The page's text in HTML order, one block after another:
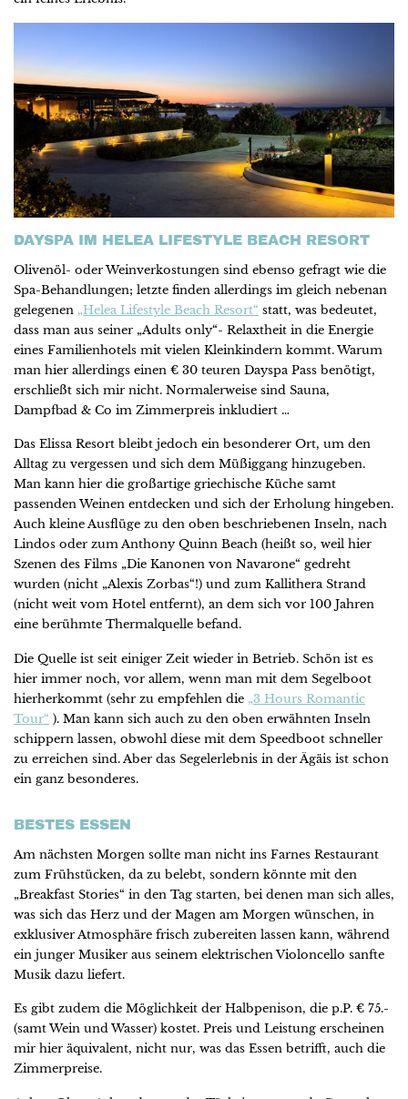
DAYSPA IM HELEA LIFESTYLE BEACH RESORT
Olivenöl- oder Weinverkostungen sind ebenso gefragt wie die
Spa-Behandlungen; letzte finden allerdings im gleich nebenan
gelegenen „Helea Lifestyle Beach Resort“ statt, was bedeutet,
dass man aus seiner „Adults only“- Relaxtheit in die Energie
eines Familienhotels mit vielen Kleinkindern kommt. Warum
man hier allerdings einen € 30 teuren Dayspa Pass benötigt,
erschließt sich mir nicht. Normalerweise sind Sauna,
Dampfbad & Co im Zimmerpreis inkludiert …
Das Elissa Resort bleibt jedoch ein besonderer Ort, um den
Alltag zu vergessen und sich dem Müßiggang hinzugeben.
Man kann hier die großartige griechische Küche samt
passenden Weinen entdecken und sich der Erholung hingeben.
Auch kleine Ausflüge zu den oben beschriebenen Inseln, nach
Lindos oder zum Anthony Quinn Beach (heißt so, weil hier
Szenen des Films „Die Kanonen von Navarone“ gedreht
wurden (nicht „Alexis Zorbas“!) und zum Kallithera Strand
(nicht weit vom Hotel entfernt), an dem sich vor 100 Jahren
eine berühmte Thermalquelle befand.
Die Quelle ist seit einiger Zeit wieder in Betrieb. Schön ist es
hier immer noch, vor allem, wenn man mit dem Segelboot
hierherkommt (sehr zu empfehlen die „3 Hours Romantic
Tour“ ). Man kann sich auch zu den oben erwähnten Inseln
schippern lassen, obwohl diese mit dem Speedboot schneller
zu erreichen sind. Aber das Segelerlebnis in der Ägäis ist schon
ein ganz besonderes.
BESTES ESSEN
Am nächsten Morgen sollte man nicht ins Farnes Restaurant
zum Frühstücken, da zu belebt, sondern könnte mit den
„Breakfast Stories“ in den Tag starten, bei denen man sich alles,
was sich das Herz und der Magen am Morgen wünschen, in
exklusiver Atmosphäre frisch zubereiten lassen kann, während
ein junger Musiker aus seinem elektrischen Violoncello sanfte
Musik dazu liefert.
Es gibt zudem die Möglichkeit der Halbpenison, die p.P. € 75.-
(samt Wein und Wasser) kostet. Preis und Leistung erscheinen
mir hier äquivalent, nicht nur, was das Essen betrifft, auch die
Zimmerpreise.